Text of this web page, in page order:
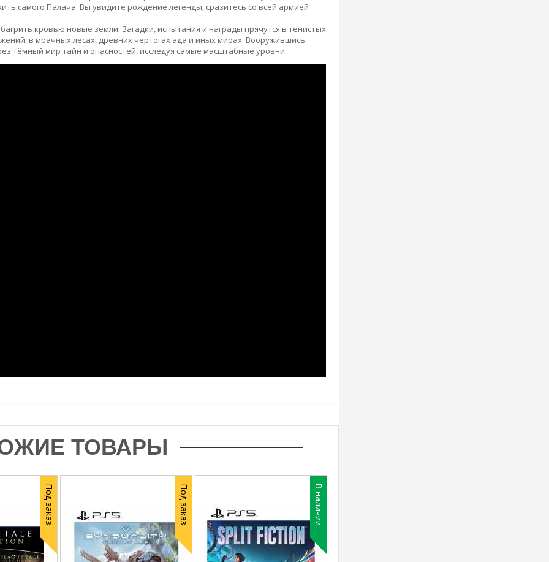
самого Палача. Вы увидите рождение легенды, сразитесь со всей армией
кровью новые земли. Загадки, испытания и награды прячутся в тенистых
в мрачных лесах, древних чертогах ада и иных мирах. Вооружившись
тёмный мир тайн и опасностей, исследуя самые масштабные уровни.
ТОВАРЫ
Под заказ Под заказ В наличии